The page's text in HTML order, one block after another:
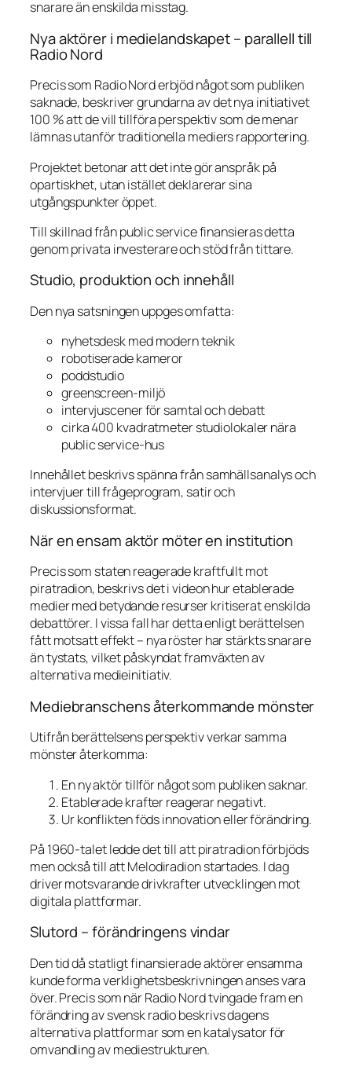
snarare än enskilda misstag.
Nya aktörer i medielandskapet – parallell till
Radio Nord
Precis som Radio Nord erbjöd något som publiken
saknade, beskriver grundarna av det nya initiativet
100 % att de vill tillföra perspektiv som de menar
lämnas utanför traditionella mediers rapportering.
Projektet betonar att det inte gör anspråk på
opartiskhet, utan istället deklarerar sina
utgångspunkter öppet.
Till skillnad från public service finansieras detta
genom privata investerare och stöd från tittare.
Studio, produktion och innehåll
Den nya satsningen uppges omfatta:
nyhetsdesk med modern teknik
robotiserade kameror
poddstudio
greenscreen-miljö
intervjuscener för samtal och debatt
cirka 400 kvadratmeter studiolokaler nära
public service-hus
Innehållet beskrivs spänna från samhällsanalys och
intervjuer till frågeprogram, satir och
diskussionsformat.
När en ensam aktör möter en institution
Precis som staten reagerade kraftfullt mot
piratradion, beskrivs det i videon hur etablerade
medier med betydande resurser kritiserat enskilda
debattörer. I vissa fall har detta enligt berättelsen
fått motsatt effekt – nya röster har stärkts snarare
än tystats, vilket påskyndat framväxten av
alternativa medieinitiativ.
Mediebranschens återkommande mönster
Utifrån berättelsens perspektiv verkar samma
mönster återkomma:
En ny aktör tillför något som publiken saknar.
Etablerade krafter reagerar negativt.
Ur konflikten föds innovation eller förändring.
På 1960-talet ledde det till att piratradion förbjöds
men också till att Melodiradion startades. I dag
driver motsvarande drivkrafter utvecklingen mot
digitala plattformar.
Slutord – förändringens vindar
Den tid då statligt finansierade aktörer ensamma
kunde forma verklighetsbeskrivningen anses vara
över. Precis som när Radio Nord tvingade fram en
förändring av svensk radio beskrivs dagens
alternativa plattformar som en katalysator för
omvandling av mediestrukturen.